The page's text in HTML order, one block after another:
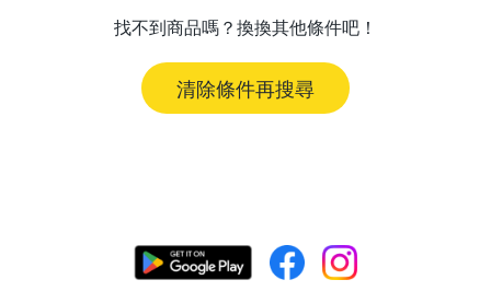
找不到商品嗎？換換其他條件吧！
清除條件再搜尋